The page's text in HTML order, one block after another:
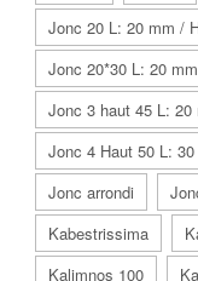
Jonc 20 L: 20 mm /
Jonc 20*30 L: 20
Jonc 3 haut 45 L:
Jonc 4 Haut 50 L:
Jonc arrondi
Kabestrissima
Kalimnos 100